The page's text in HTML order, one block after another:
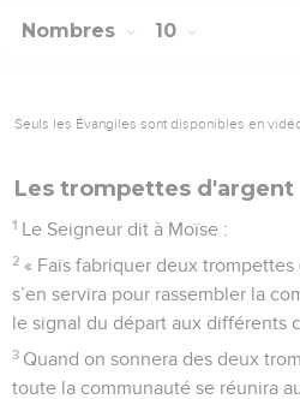
Nombres 10
Seuls les Évangiles sont disponibles en
Les trompettes d'argent
1 Le Seigneur dit à Moïse :
2 « Fais fabriquer deux
s’en servira pour rassembler la
le signal du départ aux différents
3 Quand on sonnera des deux
toute la communauté se réunira